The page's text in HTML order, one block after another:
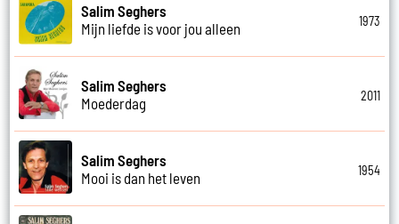
Salim Seghers
Mijn liefde is voor jou alleen
1973
Salim Seghers
Moederdag
2011
Salim Seghers
Mooi is dan het leven
1954